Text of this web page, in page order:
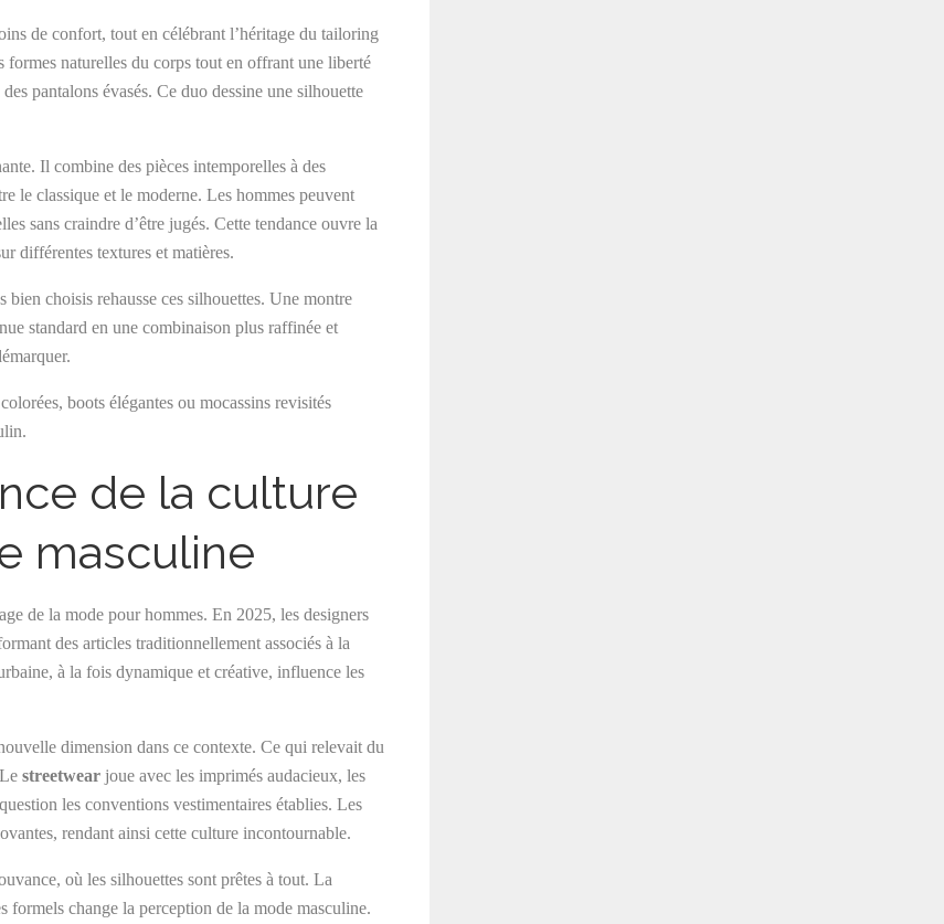
de confort, tout en célébrant l’héritage du tailoring
formes naturelles du corps tout en offrant une liberté
pantalons évasés. Ce duo dessine une silhouette
Il combine des pièces intemporelles à des
le classique et le moderne. Les hommes peuvent
sans craindre d’être jugés. Cette tendance ouvre la
différentes textures et matières.
choisis rehausse ces silhouettes. Une montre
standard en une combinaison plus raffinée et
boots élégantes ou mocassins revisités
de la culture
masculine
de la mode pour hommes. En 2025, les designers
des articles traditionnellement associés à la
à la fois dynamique et créative, influence les
dimension dans ce contexte. Ce qui relevait du
streetwear joue avec les imprimés audacieux, les
les conventions vestimentaires établies. Les
rendant ainsi cette culture incontournable.
où les silhouettes sont prêtes à tout. La
formels change la perception de la mode masculine.